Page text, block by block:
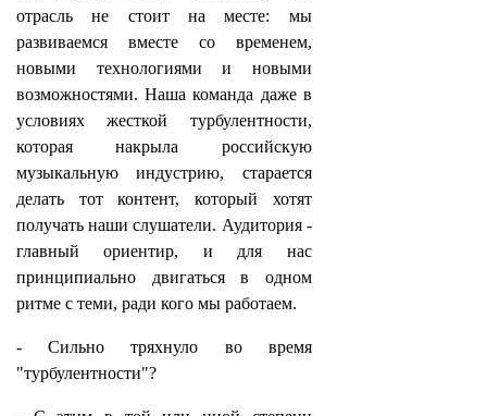
отрасль не стоит на месте: мы
развиваемся вместе со временем,
новыми технологиями и новыми
возможностями. Наша команда даже в
условиях жесткой турбулентности,
которая накрыла российскую
музыкальную индустрию, старается
делать тот контент, который хотят
получать наши слушатели. Аудитория -
главный ориентир, и для нас
принципиально двигаться в одном
ритме с теми, ради кого мы работаем.
- Сильно тряхнуло во время
"турбулентности"?